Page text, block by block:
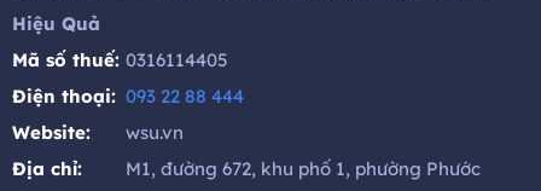
Hiệu Quả
Mã số thuế: 0316114405
Điện thoại: 093 22 88 444
Website:
wsu.vn
Địa chỉ:
M1, đường 672, khu phố 1, phường Phước